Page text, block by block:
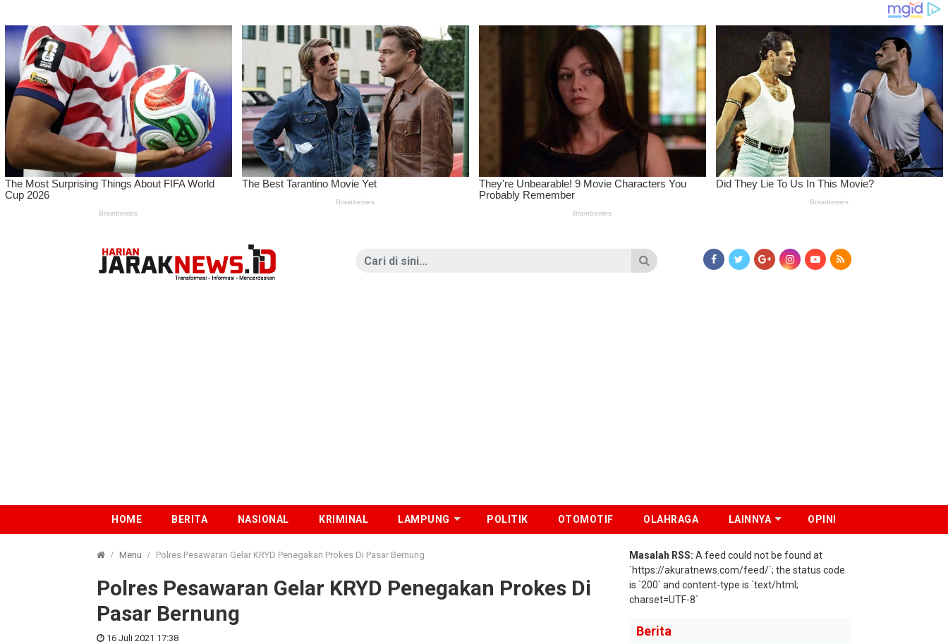
HOME BERITA NASIONAL KRIMINAL LAMPUNG POLITIK OTOMOTIF OLAHRAGA LAINNYA OPINI
Menu Polres Pesawaran Gelar KRYD Penegakan Prokes Di Pasar Bernung
Polres Pesawaran Gelar KRYD Penegakan Prokes Di
Pasar Bernung
16 Juli 2021 17:38
Masalah RSS: A feed could not be found at
`https://akuratnews.com/feed/`; the status code
is `200` and content-type is `text/html;
charset=UTF-8`
Berita